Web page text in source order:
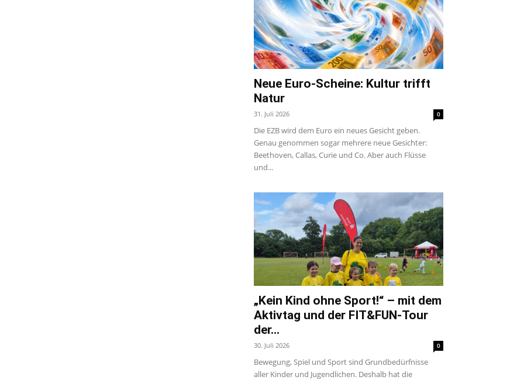
Neue Euro-Scheine: Kultur trifft
Natur
31. Juli 2026 0
Die EZB wird dem Euro ein neues Gesicht geben.
Genau genommen sogar mehrere neue Gesichter:
Beethoven, Callas, Curie und Co. Aber auch Flüsse
und...
„Kein Kind ohne Sport!“ – mit dem
Aktivtag und der FIT&FUN-Tour
der...
30. Juli 2026 0
Bewegung, Spiel und Sport sind Grundbedürfnisse
aller Kinder und Jugendlichen. Deshalb hat die